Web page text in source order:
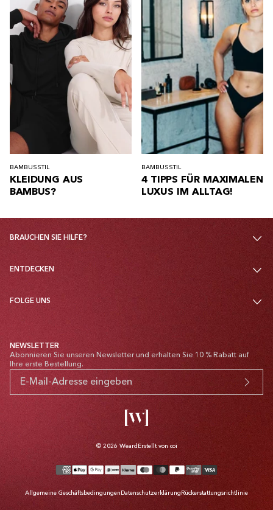
BAMBUS STIL
KLEIDUNG AUS
BAMBUS?
BAMBUS STIL
4 TIPPS FÜR MAXIMALEN
LUXUS IM ALLTAG!
BRAUCHEN SIE HILFE?
ENTDECKEN
FOLGE UNS
NEWSLETTER
Abonnieren Sie unseren Newsletter und erhalten Sie 10 % Rabatt auf
Ihre erste Bestellung.
© 2026 Weard Erstellt von coi
Zahlungsmethoden
Allgemeine Geschäftsbedingungen Datenschutzerklärung Rückerstattungsrichtlinie